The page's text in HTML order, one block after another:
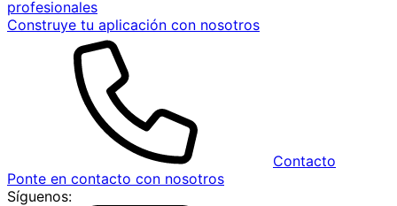
profesionales
Construye tu aplicación con nosotros
Contacto
Ponte en contacto con nosotros
Síguenos: